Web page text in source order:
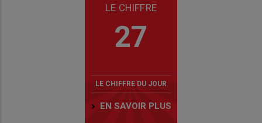
LE CHIFFRE
27
LE CHIFFRE DU JOUR
EN SAVOIR PLUS